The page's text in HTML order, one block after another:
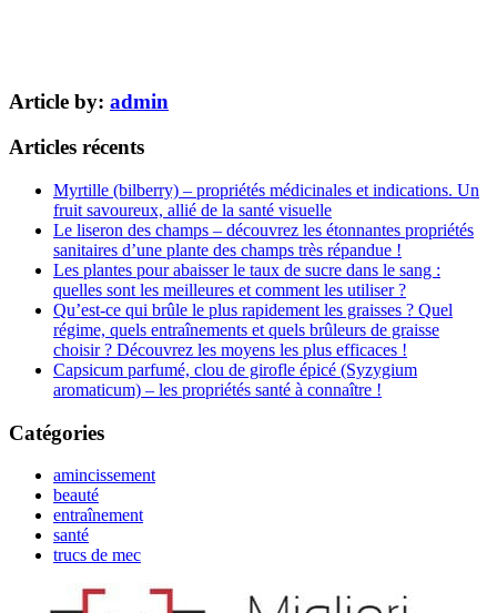
Article by: admin
Articles récents
Myrtille (bilberry) – propriétés médicinales et indications. Un
fruit savoureux, allié de la santé visuelle
Le liseron des champs – découvrez les étonnantes propriétés
sanitaires d’une plante des champs très répandue !
Les plantes pour abaisser le taux de sucre dans le sang :
quelles sont les meilleures et comment les utiliser ?
Qu’est-ce qui brûle le plus rapidement les graisses ? Quel
régime, quels entraînements et quels brûleurs de graisse
choisir ? Découvrez les moyens les plus efficaces !
Capsicum parfumé, clou de girofle épicé (Syzygium
aromaticum) – les propriétés santé à connaître !
Catégories
amincissement
beauté
entraînement
santé
trucs de mec